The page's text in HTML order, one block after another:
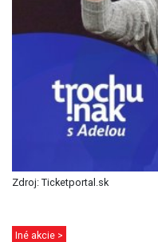
Zdroj: Ticketportal.sk
Iné akcie >